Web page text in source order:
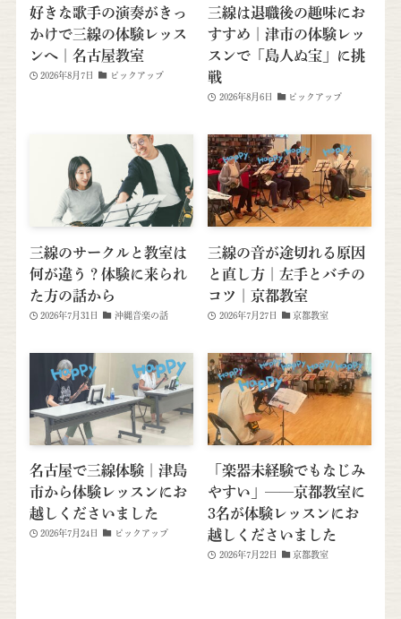
好きな歌手の演奏がきっ
かけで三線の体験レッス
ンへ｜名古屋教室
2026年8月7日 ピックアップ
三線は退職後の趣味にお
すすめ｜津市の体験レッ
スンで「島人ぬ宝」に挑
戦
2026年8月6日 ピックアップ
三線のサークルと教室は
何が違う？体験に来られ
た方の話から
2026年7月31日 沖縄音楽の話
三線の音が途切れる原因
と直し方｜左手とバチの
コツ｜京都教室
2026年7月27日 京都教室
名古屋で三線体験｜津島
市から体験レッスンにお
越しくださいました
2026年7月24日 ピックアップ
「楽器未経験でもなじみ
やすい」──京都教室に
3名が体験レッスンにお
越しくださいました
2026年7月22日 京都教室